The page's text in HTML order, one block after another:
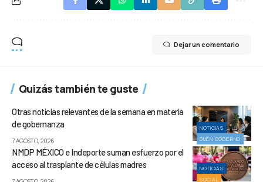
Dejar un comentario
Quizás también te guste
NOTICIAS
BUEN GOBIERNO
Otras noticias relevantes de la semana en materia
de gobernanza
7 AGOSTO, 2026
NOTICIAS
SOCIAL
NMDP MÉXICO e Indeporte suman esfuerzo por el
acceso al trasplante de células madres